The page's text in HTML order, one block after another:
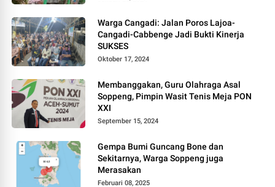
Warga Cangadi: Jalan Poros Lajoa-
Cangadi-Cabbenge Jadi Bukti Kinerja
SUKSES
Oktober 17, 2024
Membanggakan, Guru Olahraga Asal
Soppeng, Pimpin Wasit Tenis Meja PON
XXI
September 15, 2024
Gempa Bumi Guncang Bone dan
Sekitarnya, Warga Soppeng juga
Merasakan
Februari 08, 2025